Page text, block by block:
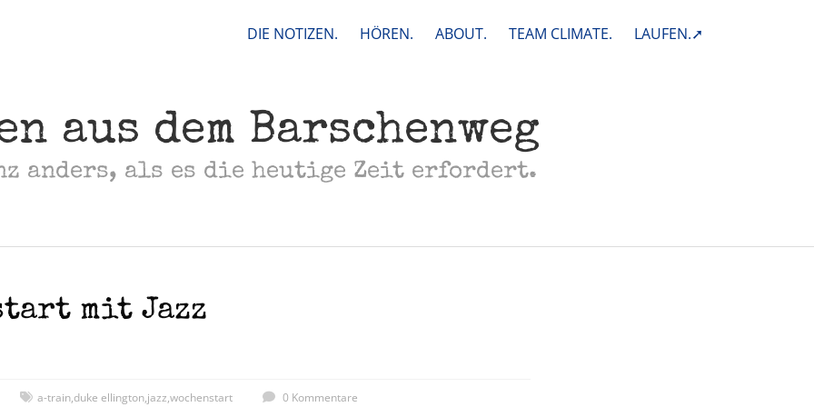
DIE NOTIZEN. HÖREN. ABOUT. TEAM CLIMATE. LAUFEN.➚
aus dem Barschenweg
anders, als es die heutige Zeit erfordert.
mit Jazz
a-train,duke ellington,jazz,wochenstart 0 Kommentare